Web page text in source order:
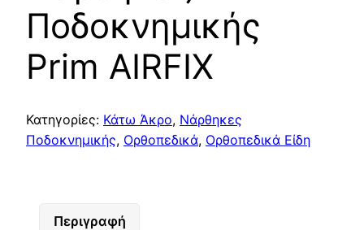
Ποδοκνημικής
Prim AIRFIX
Κατηγορίες: Κάτω Άκρο, Νάρθηκες
Ποδοκνημικής, Ορθοπεδικά, Ορθοπεδικά Είδη
Περιγραφή